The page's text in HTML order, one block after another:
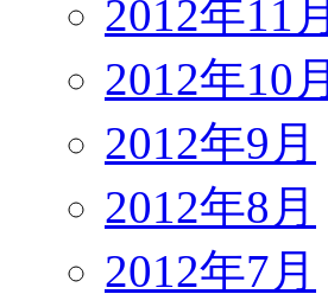
2012年11月
2012年10月
2012年9月
2012年8月
2012年7月